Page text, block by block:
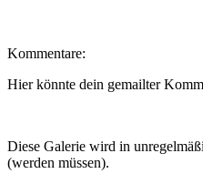
Kommentare:
Hier könnte dein gemailter
Diese Galerie wird in
(werden müssen).